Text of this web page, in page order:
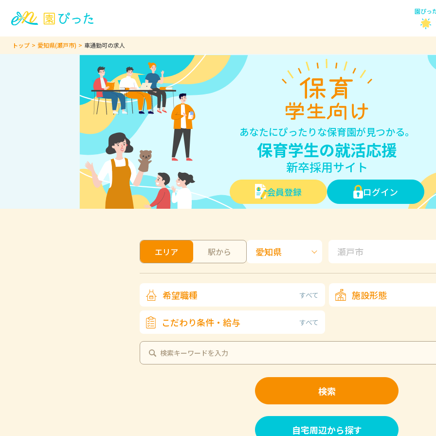
園ぴっ
トップ 愛知県(瀬戸市) 車通勤可の求人
あなたにぴったりな保育園が見つかる。
保育学生の就活応援
新卒採用サイト
会員登録 ログイン
エリア 駅から
希望職種 すべて 施設形態
こだわり条件・給与 すべて
検索
自宅周辺から探す